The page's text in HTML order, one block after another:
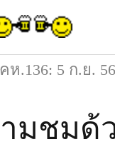
คห.136: 5 ก.ย. 56
ามชม